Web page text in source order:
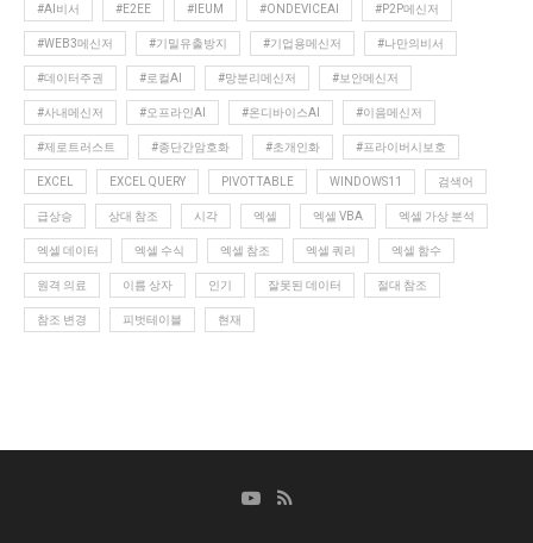
#AI비서 #E2EE #IEUM #ONDEVICEAI #P2P메신저
#WEB3메신저 #기밀유출방지 #기업용메신저 #나만의비서
#데이터주권 #로컬AI #망분리메신저 #보안메신저
#사내메신저 #오프라인AI #온디바이스AI #이음메신저
#제로트러스트 #종단간암호화 #초개인화 #프라이버시보호
EXCEL EXCEL QUERY PIVOT TABLE WINDOWS11 검색어
급상승 상대 참조 시각 엑셀 엑셀 VBA 엑셀 가상 분석
엑셀 데이터 엑셀 수식 엑셀 참조 엑셀 쿼리 엑셀 함수
원격 의료 이름 상자 인기 잘못된 데이터 절대 참조
참조 변경 피벗테이블 현재